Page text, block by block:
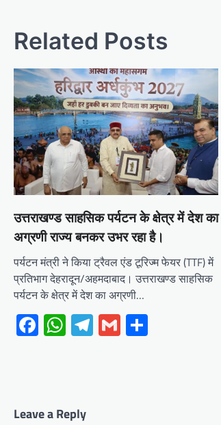
Related Posts
उत्तराखण्ड साहसिक पर्यटन के क्षेत्र में देश का
अग्रणी राज्य बनकर उभर रहा है।
पर्यटन मंत्री ने किया ट्रैवल एंड टूरिज्म फेयर (TTF) में
प्रतिभाग देहरादून/अहमदाबाद। उत्तराखण्ड साहसिक
पर्यटन के क्षेत्र में देश का अग्रणी…
Facebook
WhatsApp
Telegram
Gmail
Leave a Reply